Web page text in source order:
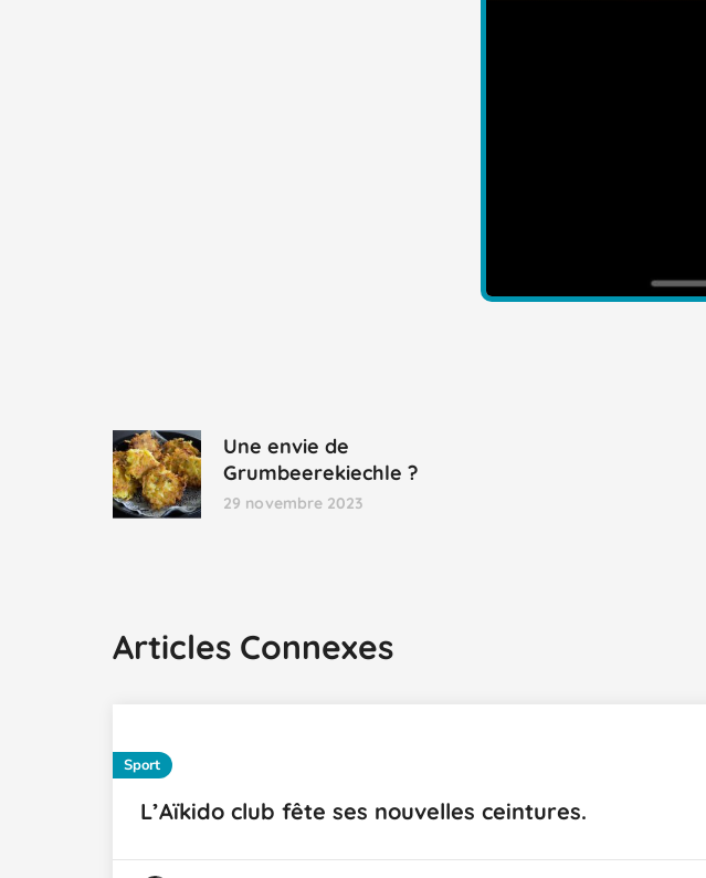
Une envie de
Grumbeerekiechle ?
29 novembre 2023
Articles Connexes
Sport
L’Aïkido club fête ses nouvelles ceintures.